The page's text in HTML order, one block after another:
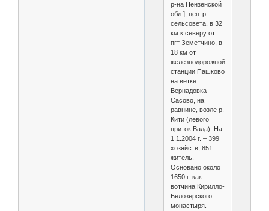
р-на Пензенской
обл.], центр
сельсовета, в 32
км к северу от
пгт Земетчино, в
18 км от
железнодорожной
станции Пашково
на ветке
Вернадовка –
Сасово, на
равнине, возле р.
Кити (левого
приток Вада). На
1.1.2004 г. – 399
хозяйств, 851
житель.
Основано около
1650 г. как
вотчина Кирилло-
Белозерского
монастыря.